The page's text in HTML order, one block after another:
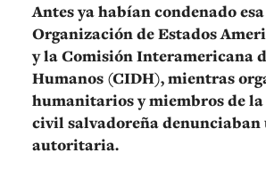
Antes ya habían condenado
Organización de Estados
y la Comisión Interamericana
Humanos (CIDH), mientras
humanitarios y miembros de
civil salvadoreña
autoritaria.